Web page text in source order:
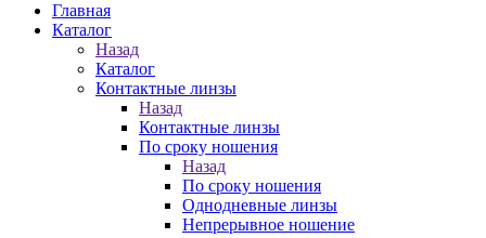
Главная
Каталог
Назад
Каталог
Контактные линзы
Назад
Контактные линзы
По сроку ношения
Назад
По сроку ношения
Однодневные линзы
Непрерывное ношение